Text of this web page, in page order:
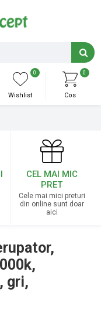
0
Cos
0
Wishlist
CEL MAI MIC
PRET
Cele mai mici preturi
din online sunt doar
aici
gri,